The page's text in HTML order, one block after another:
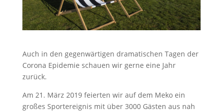
Auch in den gegenwärtigen dramatischen Tagen der
Corona Epidemie schauen wir gerne eine Jahr
zurück.
Am 21. März 2019 feierten wir auf dem Meko ein
großes Sportereignis mit über 3000 Gästen aus nah